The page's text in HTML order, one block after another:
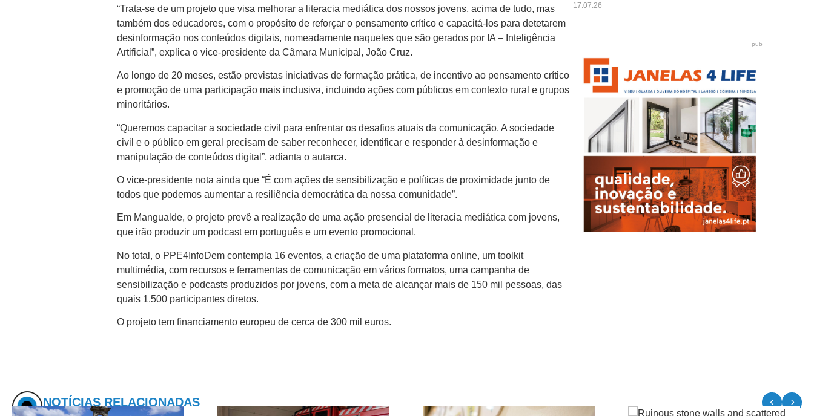
“Trata-se de um projeto que visa melhorar a literacia mediática dos nossos jovens, acima de tudo, mas
também dos educadores, com o propósito de reforçar o pensamento crítico e capacitá-los para detetarem
desinformação nos conteúdos digitais, nomeadamente naqueles que são gerados por IA – Inteligência
Artificial”, explica o vice-presidente da Câmara Municipal, João Cruz.
Ao longo de 20 meses, estão previstas iniciativas de formação prática, de incentivo ao pensamento crítico
e promoção de uma participação mais inclusiva, incluindo ações com públicos em contexto rural e grupos
minoritários.
“Queremos capacitar a sociedade civil para enfrentar os desafios atuais da comunicação. A sociedade
civil e o público em geral precisam de saber reconhecer, identificar e responder à desinformação e
manipulação de conteúdos digital”, adianta o autarca.
O vice-presidente nota ainda que “É com ações de sensibilização e políticas de proximidade junto de
todos que podemos aumentar a resiliência democrática da nossa comunidade”.
Em Mangualde, o projeto prevê a realização de uma ação presencial de literacia mediática com jovens,
que irão produzir um podcast em português e um evento promocional.
No total, o PPE4InfoDem contempla 16 eventos, a criação de uma plataforma online, um toolkit
multimédia, com recursos e ferramentas de comunicação em vários formatos, uma campanha de
sensibilização e podcasts produzidos por jovens, com a meta de alcançar mais de 150 mil pessoas, das
quais 1.500 participantes diretos.
O projeto tem financiamento europeu de cerca de 300 mil euros.
17.07.26
pub
NOTÍCIAS RELACIONADAS